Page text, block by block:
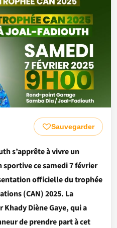
Sauvegarder
s’apprête à vivre un
ce samedi 7 février
officielle du trophée
(CAN) 2025. La
Diène Gaye, qui a
de prendre part à cet